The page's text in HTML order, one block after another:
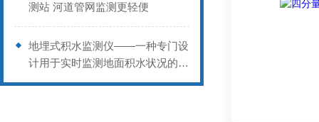
测站 河道管网监测更轻便
地埋式积水监测仪——一种专门设
计用于实时监测地面积水状况的设
备